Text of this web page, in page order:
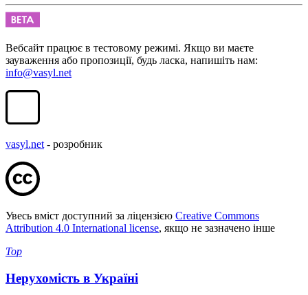
Вебсайт працює в тестовому режимі. Якщо ви маєте
зауваження або пропозиції, будь ласка, напишіть нам:
info@vasyl.net
vasyl.net - розробник
Увесь вміст доступний за ліцензією Creative Commons
Attribution 4.0 International license, якщо не зазначено інше
Top
Нерухомість в Україні